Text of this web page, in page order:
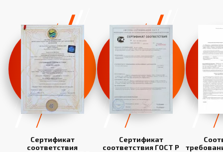
Сертификат
соответствия
Сертификат
соответствия ГОСТ Р